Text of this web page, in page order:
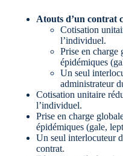
Atouts d’un contrat
Cotisation
l’individuel.
Prise en charge
épidémiques
Un seul
administrateur
Cotisation unitaire
l’individuel.
Prise en charge
épidémiques (gale,
Un seul interlocuteur
contrat.